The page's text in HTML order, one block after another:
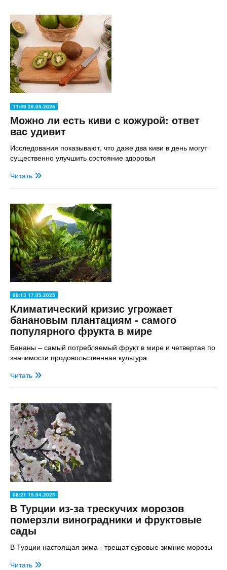
11:49 25.05.2025
Можно ли есть киви с кожурой: ответ
вас удивит
Исследования показывают, что даже два киви в день могут
существенно улучшить состояние здоровья
Читать
08:13 17.05.2025
Климатический кризис угрожает
банановым плантациям - самого
популярного фрукта в мире
Бананы – самый потребляемый фрукт в мире и четвертая по
значимости продовольственная культура
Читать
08:21 15.04.2025
В Турции из-за трескучих морозов
померзли виноградники и фруктовые
сады
В Турции настоящая зима - трещат суровые зимние морозы
Читать